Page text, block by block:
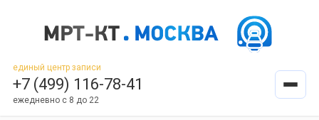
единый центр записи
+7 (499) 116-78-41
ежедневно с 8 до 22